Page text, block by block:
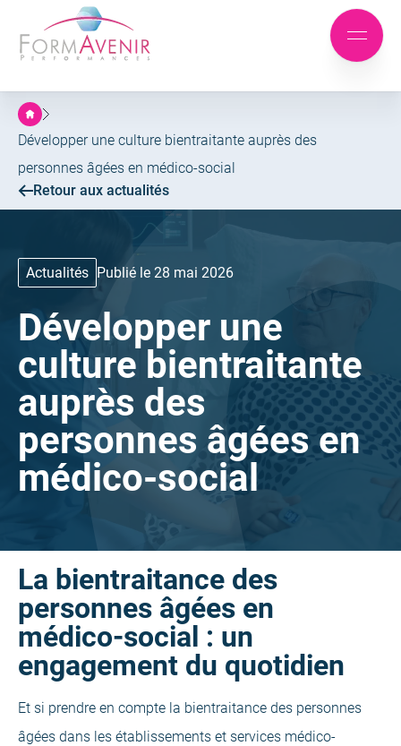
Aller
au
menu
Aller
au
contenu
Formavenir
Performances
Mobile
menu
Développer une culture bientraitante auprès des
personnes âgées en médico-social
Retour aux actualités
Actualités Publié le 28 mai 2026
Développer une
culture bientraitante
auprès des
personnes âgées en
médico-social
La bientraitance des
personnes âgées en
médico-social : un
engagement du quotidien
Et si prendre en compte la bientraitance des personnes
âgées dans les établissements et services médico-